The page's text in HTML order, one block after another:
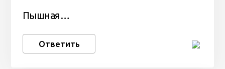
Пышная…
Ответить